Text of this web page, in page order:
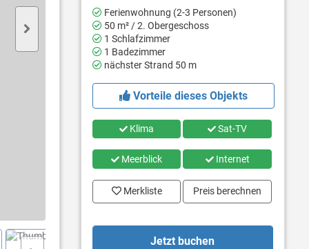
Ferienwohnung (2-3 Personen)
50 m² / 2. Obergeschoss
1 Schlafzimmer
1 Badezimmer
nächster Strand 50 m
Vorteile dieses Objekts
Klima Sat-TV
Meerblick Internet
Merkliste Preis berechnen
Jetzt buchen